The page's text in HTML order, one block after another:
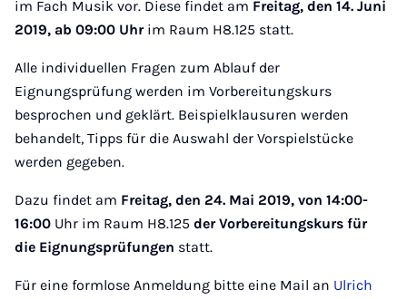
im Fach Musik vor. Diese findet am Freitag, den 14. Juni
2019, ab 09:00 Uhr im Raum H8.125 statt.
Alle individuellen Fragen zum Ablauf der
Eignungsprüfung werden im Vorbereitungskurs
besprochen und geklärt. Beispielklausuren werden
behandelt, Tipps für die Auswahl der Vorspielstücke
werden gegeben.
Dazu findet am Freitag, den 24. Mai 2019, von 14:00-
16:00 Uhr im Raum H8.125 der Vorbereitungskurs für
die Eignungsprüfungen statt.
Für eine formlose Anmeldung bitte eine Mail an Ulrich